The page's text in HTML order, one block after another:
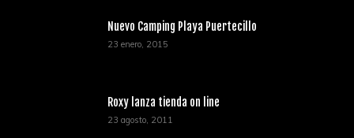
Nuevo Camping Playa Puertecillo
23 enero, 2015
Roxy lanza tienda on line
23 agosto, 2011